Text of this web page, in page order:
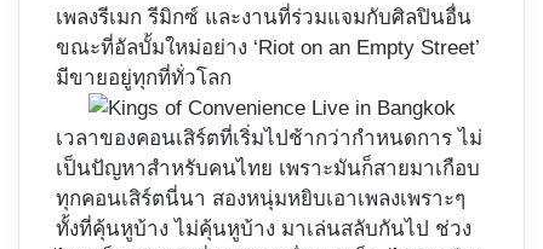
เพลงรีเมก รีมิกซ์ และงานที่ร่วมแจมกับศิลปินอื่น
ขณะที่อัลบั้มใหม่อย่าง ‘Riot on an Empty Street’
มีขายอยู่ทุกที่ทั่วโลก
เวลาของคอนเสิร์ตที่เริ่มไปช้ากว่ากำหนดการ ไม่
เป็นปัญหาสำหรับคนไทย เพราะมันก็สายมาเกือบ
ทุกคอนเสิร์ตนี่นา สองหนุ่มหยิบเอาเพลงเพราะๆ
ทั้งที่คุ้นหูบ้าง ไม่คุ้นหูบ้าง มาเล่นสลับกันไป ช่วง